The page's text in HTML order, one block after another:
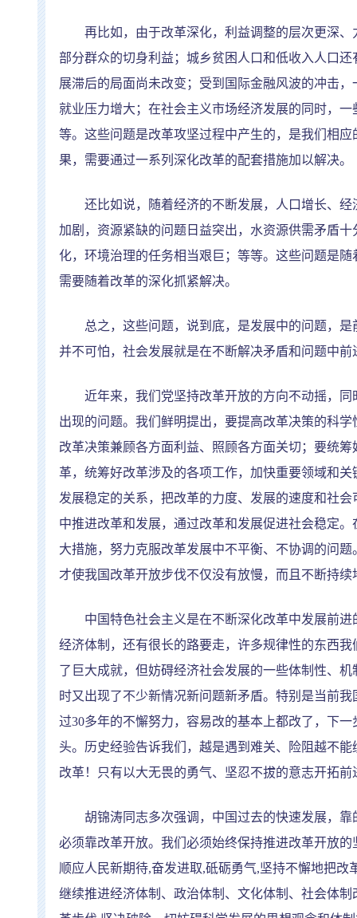
再比如，由于改革深化，利益调整的层次更深、
部分群众的切身利益；城乡贫困人口和低收入人口
展滞后的局面尚未改变；受到国际金融风波的冲击
就业压力增大；在社会主义市场经济发展的同时，
等。这些问题是改革攻坚过程中产生的，是我们相
果，需要通过一系列深化改革的配套措施加以解决。
还比如说，随着经济的不断发展，人口增长、经
加剧，资源紧缺的问题日益突出，水资源供需矛盾
化，环境治理的任务相当艰巨；等等。这些问题是
需要随着改革的深化抓紧解决。
总之，这些问题，说到底，是发展中的问题，是
并不可怕，社会发展就是在不断解决矛盾和问题中
近年来，我们党坚持改革开放的方向不动摇，同
出现的问题。我们鲜明提出，要提高改革决策的科
改革决策兼顾各方面利益、照顾各方面关切；要统
革，统筹好改革涉及的各项工作，加快重要领域和
发展稳定的关系，把改革的力度、发展的速度和社
中推进改革和发展，通过改革和发展促进社会稳定
大措施，努力克服改革发展中不平衡、不协调的问
才使我国改革开放步伐不仅没有放慢，而且不断持续
中国特色社会主义是在不断深化改革中发展前进
经济体制，还有很长的路要走，许多规律性的东西
了巨大成就，但妨碍经济社会发展的一些体制性、
时又出现了不少新情况新问题新矛盾。特别是当前我
过30多年的不懈努力，容易改的基本上都改了，下
头。历史经验告诉我们，越是遇到难关、险阻越不
改革！只有以大无畏的勇气、坚忍不拔的意志开拓
胡锦涛同志多次强调，中国过去的快速发展，靠
必须靠改革开放。我们必须始终保持推进改革开放
顺应人民新期待,奋发进取,砥砺勇气,坚持不懈地把改
继续推进经济体制、政治体制、文化体制、社会体制